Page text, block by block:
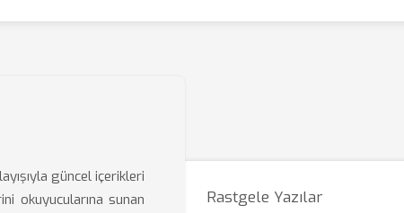
güncel içerikleri
okuyucularına sunan
Rastgele Yazılar